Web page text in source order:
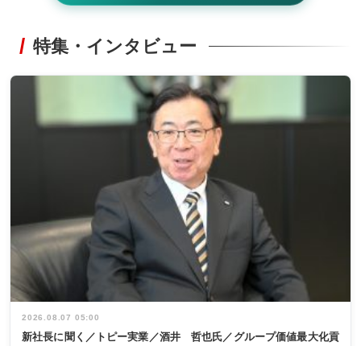
特集・インタビュー
2026.08.07 05:00
新社長に聞く／トピー実業／酒井 哲也氏／グループ価値最大化貢